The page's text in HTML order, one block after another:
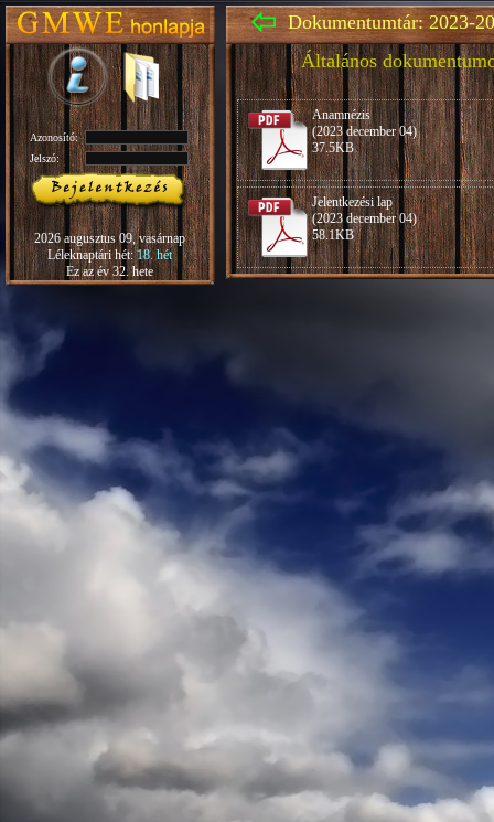
Azonosító:
Jelszó:
2026 augusztus 09, vasárnap
Léleknaptári hét:18. hét
Ez az év 32. hete
Dokumentumtár: 2023-
Általános
Anamnézis
(2023 december 04)
37.5KB
Jelentkezési lap
(2023 december 04)
58.1KB